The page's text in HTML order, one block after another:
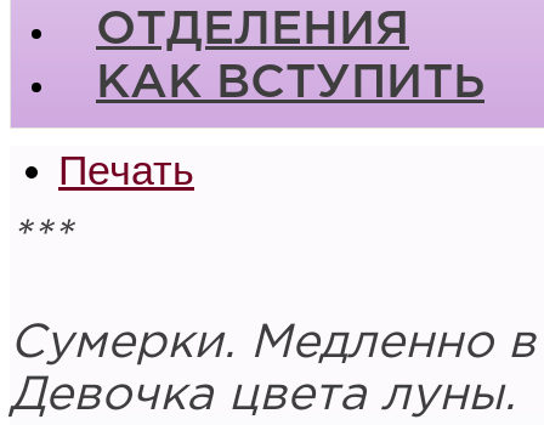
ОТДЕЛЕНИЯ
КАК ВСТУПИТЬ
Печать
***
Сумерки. Медленно
Девочка цвета луны.